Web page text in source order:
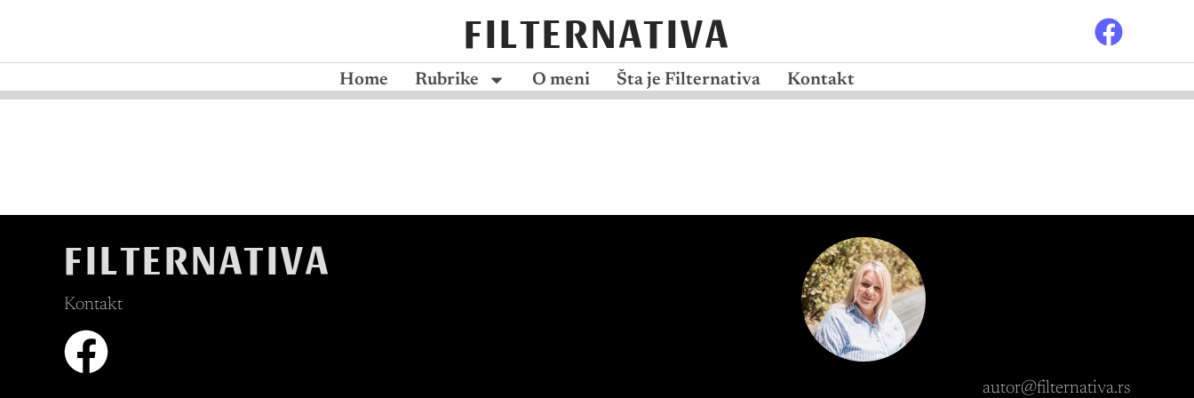
FILTERNATIVA
Home Rubrike O meni Šta je Filternativa Kontakt
FILTERNATIVA
Kontakt
autor@filternativa.rs